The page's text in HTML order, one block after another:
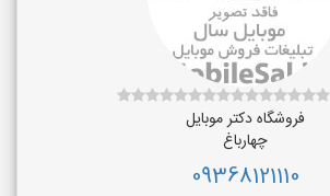
فروشگاه دکتر موبایل
چهارباغ
09368121110